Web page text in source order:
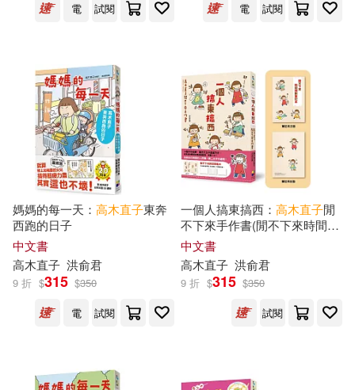
大田(87) 大原文化(1)
大連理工大學出版社(1)
山田社(1)
配送方式
可超商取貨(55)
電
試閱
電
試閱
媽媽的每一天： 高木直子東奔
西跑的日子
中文書
高木直子 洪俞君
9 折 $315 $350
電
試閱
一個人搞東搞西： 高木直子閒
不下來手作書(閒不下來時間規
畫本)
中文書
高木直子 洪俞君
9 折 $315 $350
試閱